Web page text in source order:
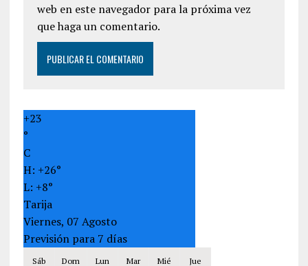
web en este navegador para la próxima vez
que haga un comentario.
+23
°
C
H: +26°
L: +8°
Tarija
Viernes, 07 Agosto
Previsión para 7 días
Sáb Dom Lun Mar Mié Jue